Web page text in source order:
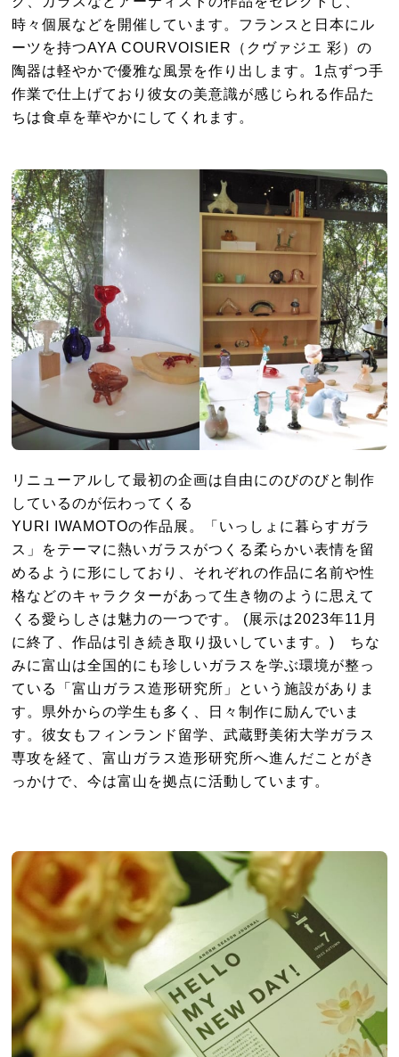
時々個展などを開催しています。フランスと日本にル
ーツを持つAYA COURVOISIER（クヴァジエ 彩）の
陶器は軽やかで優雅な風景を作り出します。1点ずつ手
作業で仕上げており彼女の美意識が感じられる作品た
ちは食卓を華やかにしてくれます。
リニューアルして最初の企画は自由にのびのびと制作
しているのが伝わってくる
YURI IWAMOTOの作品展。「いっしょに暮らすガラ
ス」をテーマに熱いガラスがつくる柔らかい表情を留
めるように形にしており、それぞれの作品に名前や性
格などのキャラクターがあって生き物のように思えて
くる愛らしさは魅力の一つです。 (展示は2023年11月
に終了、作品は引き続き取り扱いしています。) ちな
みに富山は全国的にも珍しいガラスを学ぶ環境が整っ
ている「富山ガラス造形研究所」という施設がありま
す。県外からの学生も多く、日々制作に励んでいま
す。彼女もフィンランド留学、武蔵野美術大学ガラス
専攻を経て、富山ガラス造形研究所へ進んだことがき
っかけで、今は富山を拠点に活動しています。